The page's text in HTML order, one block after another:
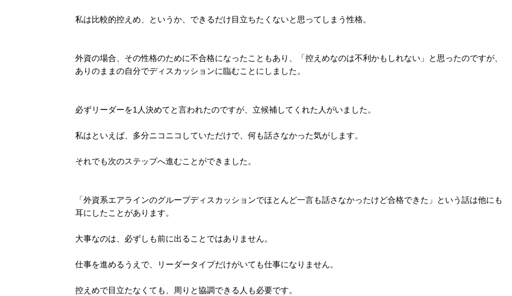
私は比較的控えめ、というか、できるだけ目立ちたくないと思ってしまう性格。
外資の場合、その性格のために不合格になったこともあり、「控えめなのは不利かもしれない」と思ったのですが、
ありのままの自分でディスカッションに臨むことにしました。
必ずリーダーを1人決めてと言われたのですが、立候補してくれた人がいました。
私はといえば、多分ニコニコしていただけで、何も話さなかった気がします。
それでも次のステップへ進むことができました。
「外資系エアラインのグループディスカッションでほとんど一言も話さなかったけど合格できた」という話は他にも
耳にしたことがあります。
大事なのは、必ずしも前に出ることではありません。
仕事を進めるうえで、リーダータイプだけがいても仕事になりません。
控えめで目立たなくても、周りと協調できる人も必要です。